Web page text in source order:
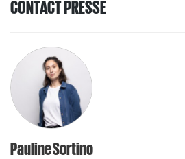
CONTACT PRESSE
Pauline Sortino